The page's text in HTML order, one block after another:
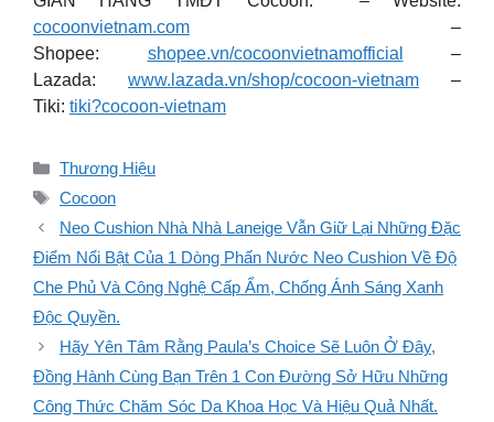
cocoonvietnam.com –
Shopee: shopee.vn/cocoonvietnamofficial
–
Lazada: www.lazada.vn/shop/cocoon-vietnam –
Tiki: tiki?cocoon-vietnam
Danh
mục
Thương Hiệu
Thẻ
Cocoon
Neo Cushion Nhà Nhà Laneige Vẫn Giữ Lại Những Đặc
Điểm Nổi Bật Của 1 Dòng Phấn Nước Neo Cushion Về Độ
Che Phủ Và Công Nghệ Cấp Ẩm, Chống Ánh Sáng Xanh
Độc Quyền.
Hãy Yên Tâm Rằng Paula’s Choice Sẽ Luôn Ở Đây,
Đồng Hành Cùng Bạn Trên 1 Con Đường Sở Hữu Những
Công Thức Chăm Sóc Da Khoa Học Và Hiệu Quả Nhất.